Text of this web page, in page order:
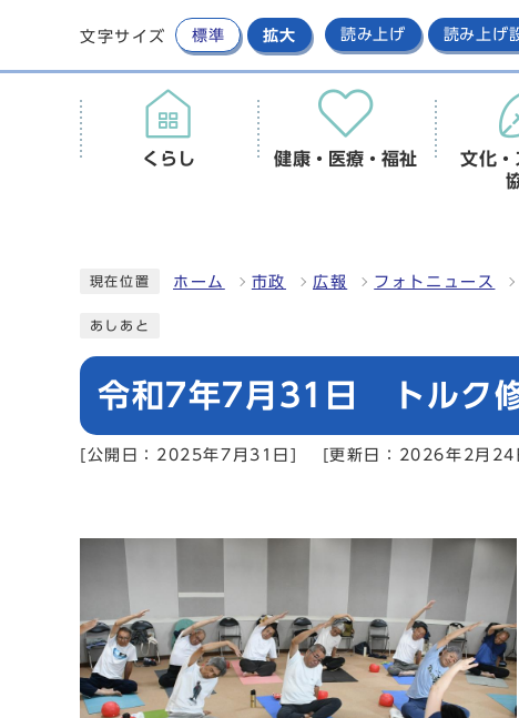
文字サイズ 標準 拡大 読み上げ 読み上げ
くらし 健康・医療・福祉
文化・
現在位置 ホーム 市政 広報 フォトニュース
あしあと
令和7年7月31日 トルク
[公開日：2025年7月31日] [更新日：2026年2月24